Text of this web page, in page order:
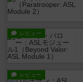
レビュー
レビュー